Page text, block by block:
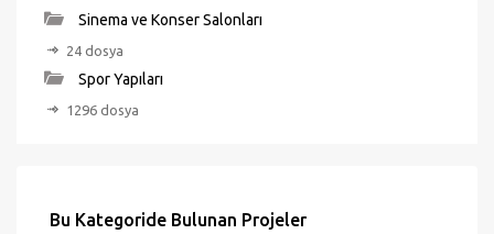
Sinema ve Konser Salonları
24 dosya
Spor Yapıları
1296 dosya
Bu Kategoride Bulunan Projeler